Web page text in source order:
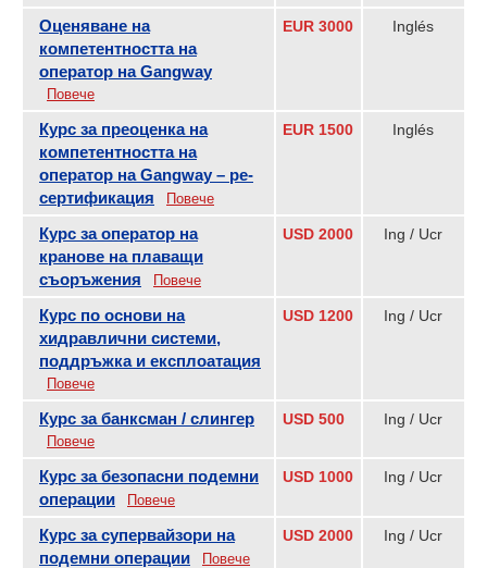
Оценяване на
компетентността на
оператор на Gangway
Повече
EUR 3000 Inglés
Курс за преоценка на
компетентността на
оператор на Gangway – ре-
сертификация
Повече
EUR 1500 Inglés
Курс за оператор на
кранове на плаващи
съоръжения
Повече
USD 2000 Ing / Ucr
Курс по основи на
хидравлични системи,
поддръжка и експлоатация
Повече
USD 1200 Ing / Ucr
Курс за банксман / слингер
Повече
USD 500 Ing / Ucr
Курс за безопасни подемни
операции
Повече
USD 1000 Ing / Ucr
Курс за супервайзори на
подемни операции
Повече
USD 2000 Ing / Ucr